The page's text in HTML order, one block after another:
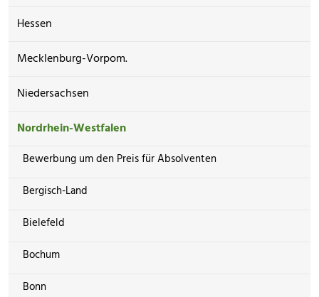
Hessen
Mecklenburg-Vorpom.
Niedersachsen
Nordrhein-Westfalen
Bewerbung um den Preis für Absolventen
Bergisch-Land
Bielefeld
Bochum
Bonn